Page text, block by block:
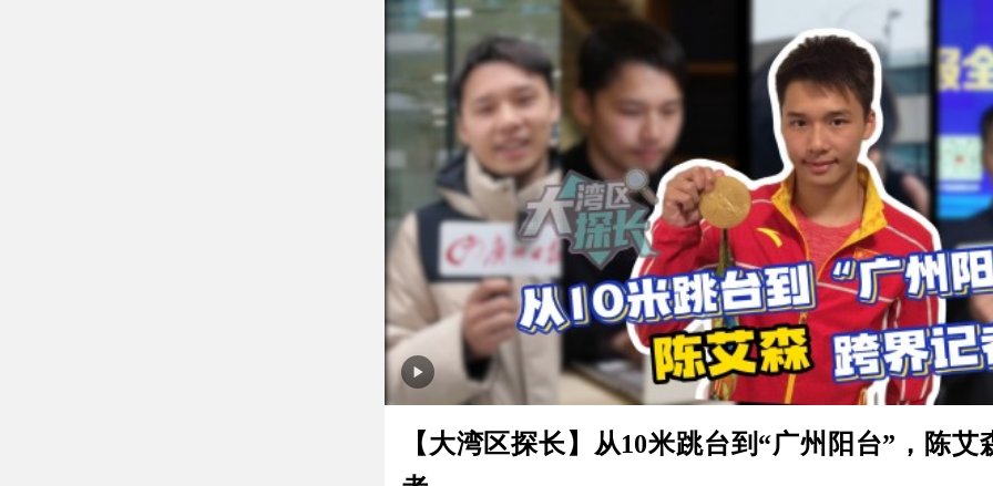
【大湾区探长】从10米跳台到“广州阳台”，陈艾